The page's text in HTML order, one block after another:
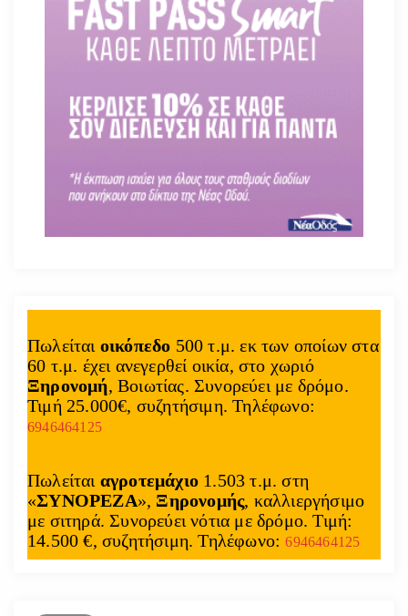
Πωλείται οικόπεδο 500 τ.μ. εκ των οποίων στα
60 τ.μ. έχει ανεγερθεί οικία, στο χωριό
Ξηρονομή, Βοιωτίας. Συνορεύει με δρόμο.
Τιμή 25.000€, συζητήσιμη. Τηλέφωνο:
6946464125
Πωλείται αγροτεμάχιο 1.503 τ.μ. στη
«ΣΥΝΟΡΕΖΑ», Ξηρονομής, καλλιεργήσιμο
με σιτηρά. Συνορεύει νότια με δρόμο. Τιμή:
14.500 €, συζητήσιμη. Τηλέφωνο:6946464125